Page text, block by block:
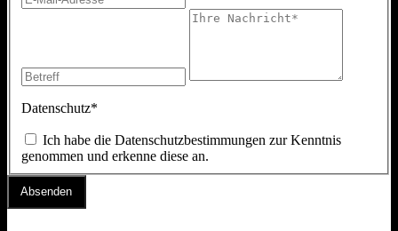
Datenschutz*
Ich habe die Datenschutzbestimmungen zur Kenntnis
genommen und erkenne diese an.
Absenden